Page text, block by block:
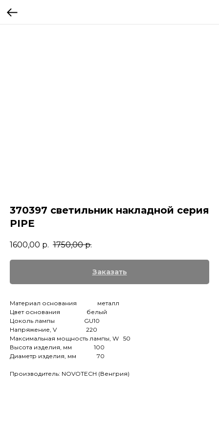
370397 светильник накладной серия
PIPE
1600,00 р. 1750,00 р.
Заказать
Материал основания металл
Цвет основания белый
Цоколь лампы GU10
Напряжение, V 220
Максимальная мощность лампы, W 50
Высота изделия, мм 100
Диаметр изделия, мм 70
Производитель: NOVOTECH (Венгрия)